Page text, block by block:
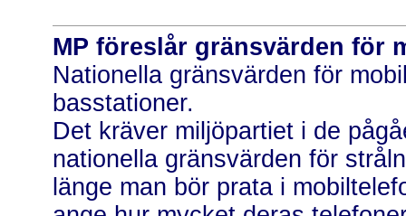
MP föreslår gränsvärden för
Nationella gränsvärden för
basstationer.
Det kräver miljöpartiet i de
nationella gränsvärden för
länge man bör prata i